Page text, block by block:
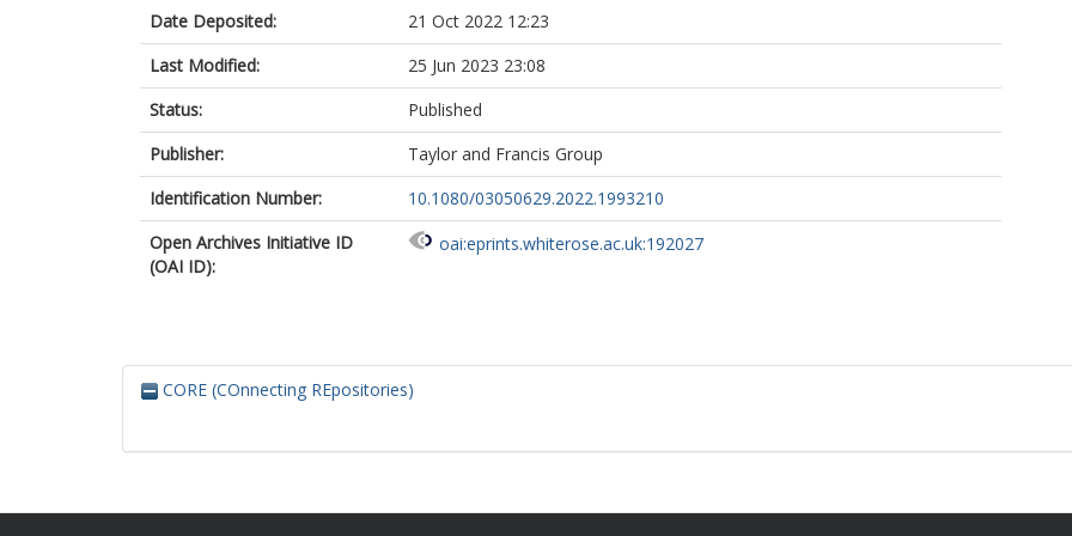
Date Deposited:
21 Oct 2022 12:23
Last Modified:
25 Jun 2023 23:08
Status:
Published
Publisher:
Taylor and Francis Group
Identification Number:
10.1080/03050629.2022.1993210
Open Archives Initiative ID
(OAI ID):
oai:eprints.whiterose.ac.uk:192027
CORE (COnnecting REpositories)